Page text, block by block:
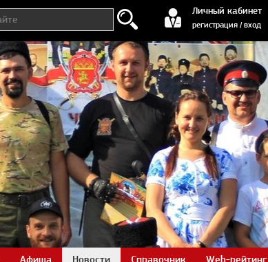
Личный кабинет
регистрация / вход
регистрация / вход
Афиша Новости Справочник Web-рейтинг